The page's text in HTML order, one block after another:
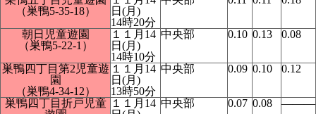
（巣鴨5-35-18）
日(月)
14時20分
朝日児童遊園
（巣鴨5-22-1）
１１月14
日(月)
14時10分
中央部 0.10 0.13 0.08
巣鴨四丁目第2児童遊
園
（巣鴨4-34-12）
１１月14
日(月)
13時50分
中央部 0.09 0.10 0.12
巣鴨四丁目折戸児童
１１月14 中央部 0.07 0.08 ―――